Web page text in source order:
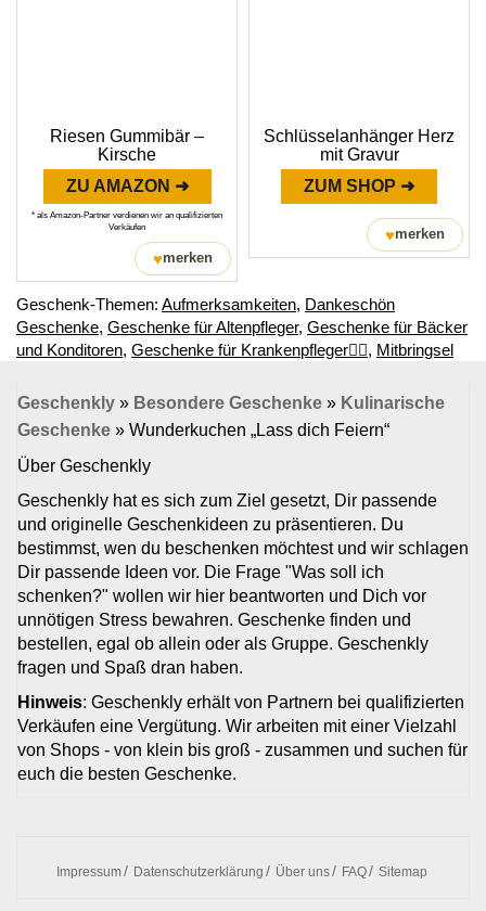
Riesen Gummibär –
Kirsche
ZU AMAZON ➜
* als Amazon-Partner verdienen wir an qualifizierten
Verkäufen
♥merken
Schlüsselanhänger Herz
mit Gravur
ZUM SHOP ➜
♥merken
Geschenk-Themen: Aufmerksamkeiten, Dankeschön
Geschenke, Geschenke für Altenpfleger, Geschenke für Bäcker
und Konditoren, Geschenke für Krankenpfleger👩‍⚕️, Mitbringsel
Geschenkly » Besondere Geschenke » Kulinarische
Geschenke » Wunderkuchen „Lass dich Feiern“
Über Geschenkly
Geschenkly hat es sich zum Ziel gesetzt, Dir passende
und originelle Geschenkideen zu präsentieren. Du
bestimmst, wen du beschenken möchtest und wir schlagen
Dir passende Ideen vor. Die Frage "Was soll ich
schenken?" wollen wir hier beantworten und Dich vor
unnötigen Stress bewahren. Geschenke finden und
bestellen, egal ob allein oder als Gruppe. Geschenkly
fragen und Spaß dran haben.
Hinweis: Geschenkly erhält von Partnern bei qualifizierten
Verkäufen eine Vergütung. Wir arbeiten mit einer Vielzahl
von Shops - von klein bis groß - zusammen und suchen für
euch die besten Geschenke.
Impressum Datenschutzerklärung Über uns FAQ Sitemap